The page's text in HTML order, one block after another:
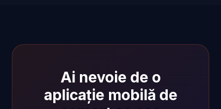
Ai nevoie de o
aplicație mobilă de